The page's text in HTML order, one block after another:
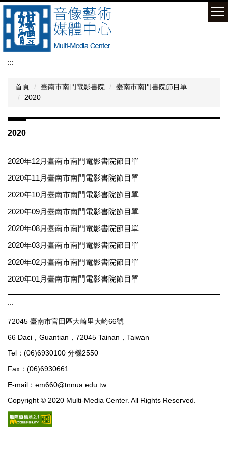
跳
到
要
內
容
:::
首頁 臺南市南門電影書院
臺南市南門書院節目單
2020
2020
2020年12月臺南市南門電影書院節目單
2020年11月臺南市南門電影書院節目單
2020年10月臺南市南門電影書院節目單
2020年09月臺南市南門電影書院節目單
2020年08月臺南市南門電影書院節目單
2020年03月臺南市南門電影書院節目單
2020年02月臺南市南門電影書院節目單
2020年01月臺南市南門電影書院節目單
:::
72045 臺南市官田區大崎里大崎66號
66 Daci，Guantian，72045 Tainan，Taiwan
Tel：(06)6930100 分機2550
Fax：(06)6930661
E-mail：em660@tnnua.edu.tw
Copyright © 2020 Multi-Media Center. All Rights Reserved.